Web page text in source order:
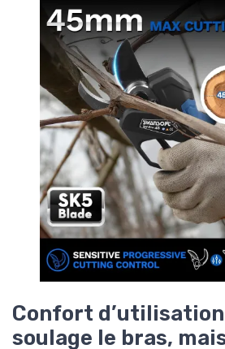
Confort d’utilisation
soulage le bras,